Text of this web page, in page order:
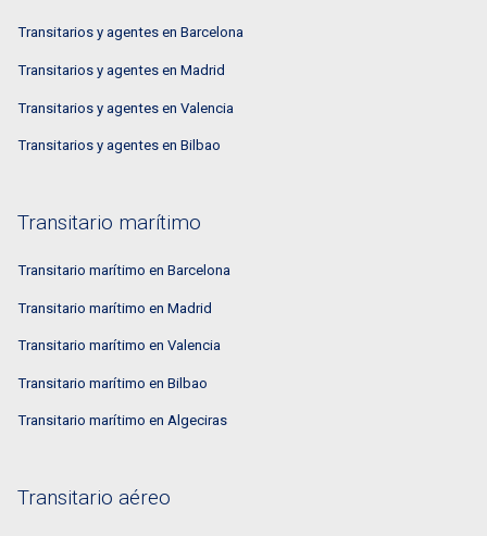
Transitarios y agentes en Barcelona
Transitarios y agentes en Madrid
Transitarios y agentes en Valencia
Transitarios y agentes en Bilbao
Transitario marítimo
Transitario marítimo en Barcelona
Transitario marítimo en Madrid
Transitario marítimo en Valencia
Transitario marítimo en Bilbao
Transitario marítimo en Algeciras
Transitario aéreo